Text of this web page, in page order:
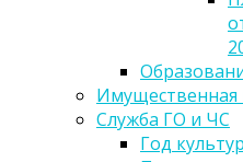
Служба ГО и ЧС
Год